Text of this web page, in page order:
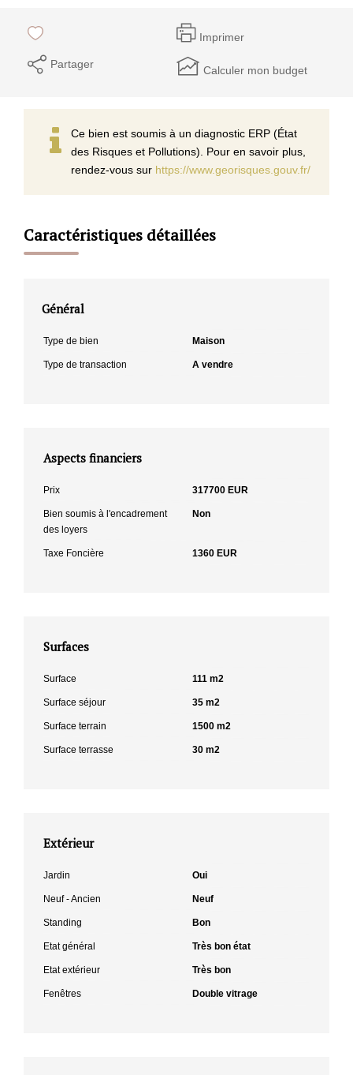
Imprimer
Partager Calculer mon budget
Ce bien est soumis à un diagnostic ERP (État
des Risques et Pollutions). Pour en savoir plus,
rendez-vous sur https://www.georisques.gouv.fr/
Caractéristiques détaillées
Général
Type de bien Maison
Type de transaction A vendre
Aspects financiers
Prix 317700 EUR
Bien soumis à l'encadrement
des loyers
Non
Taxe Foncière 1360 EUR
Surfaces
Surface 111 m2
Surface séjour 35 m2
Surface terrain 1500 m2
Surface terrasse 30 m2
Extérieur
Jardin Oui
Neuf - Ancien Neuf
Standing Bon
Etat général Très bon état
Etat extérieur Très bon
Fenêtres Double vitrage